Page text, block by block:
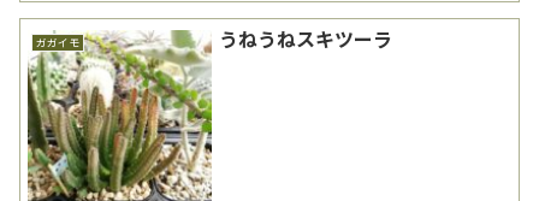
ガガイモ うねうねスキツーラ